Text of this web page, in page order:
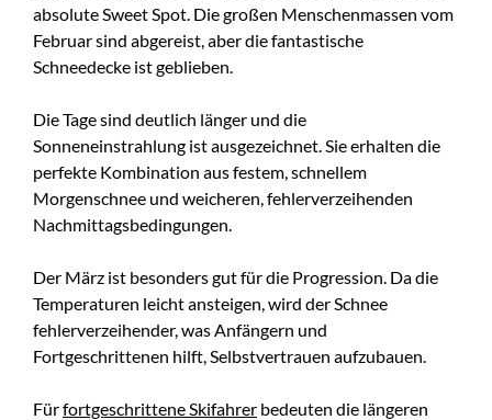
absolute Sweet Spot. Die großen Menschenmassen vom
Februar sind abgereist, aber die fantastische
Schneedecke ist geblieben.
Die Tage sind deutlich länger und die
Sonneneinstrahlung ist ausgezeichnet. Sie erhalten die
perfekte Kombination aus festem, schnellem
Morgenschnee und weicheren, fehlerverzeihenden
Nachmittagsbedingungen.
Der März ist besonders gut für die Progression. Da die
Temperaturen leicht ansteigen, wird der Schnee
fehlerverzeihender, was Anfängern und
Fortgeschrittenen hilft, Selbstvertrauen aufzubauen.
Fürfortgeschrittene Skifahrer bedeuten die längeren